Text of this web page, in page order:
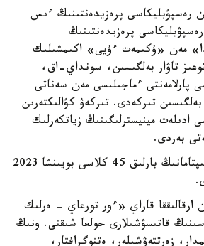
رەسپۋبليكاسى پرەزيدەنتىنىڭ ءىس
پرەزيدەنتىنىڭ
مەن «ۇكىمەت ءۇيى» اكىمشىلىك
تاۋار بەلگىسىن، سونداي-اق،
پارلامەنتى ءماجىلىسى مەن سەناتى
بەلگىسىن تىركەدى. تىركەۋ كۋالىكتەرىن
ادىلەت مينيسترلىگىنىڭ زياتكەرلىك
بەردى.
تاۋارلار حالىقارالىق سىنىپتامانىڭ بارلىق 45 كلاسى بويىنشا 2023
ارقالىققا قاراي «ءور تورعاي - ەرلىك
قاتىسۋشىلارى جولعا شىقتى. ونىڭ